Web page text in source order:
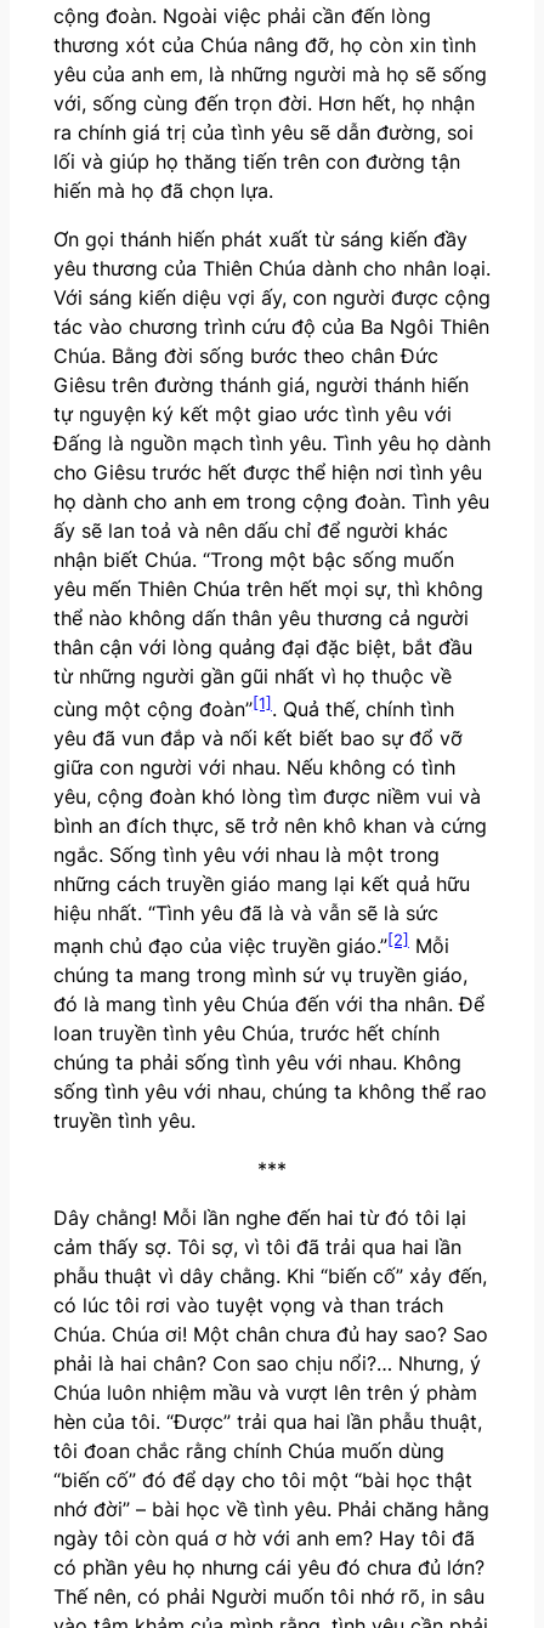
cộng đoàn. Ngoài việc phải cần đến lòng
thương xót của Chúa nâng đỡ, họ còn xin tình
yêu của anh em, là những người mà họ sẽ sống
với, sống cùng đến trọn đời. Hơn hết, họ nhận
ra chính giá trị của tình yêu sẽ dẫn đường, soi
lối và giúp họ thăng tiến trên con đường tận
hiến mà họ đã chọn lựa.
Ơn gọi thánh hiến phát xuất từ sáng kiến đầy
yêu thương của Thiên Chúa dành cho nhân loại.
Với sáng kiến diệu vợi ấy, con người được cộng
tác vào chương trình cứu độ của Ba Ngôi Thiên
Chúa. Bằng đời sống bước theo chân Đức
Giêsu trên đường thánh giá, người thánh hiến
tự nguyện ký kết một giao ước tình yêu với
Đấng là nguồn mạch tình yêu. Tình yêu họ dành
cho Giêsu trước hết được thể hiện nơi tình yêu
họ dành cho anh em trong cộng đoàn. Tình yêu
ấy sẽ lan toả và nên dấu chỉ để người khác
nhận biết Chúa. “Trong một bậc sống muốn
yêu mến Thiên Chúa trên hết mọi sự, thì không
thể nào không dấn thân yêu thương cả người
thân cận với lòng quảng đại đặc biệt, bắt đầu
từ những người gần gũi nhất vì họ thuộc về
cùng một cộng đoàn”[1]. Quả thế, chính tình
yêu đã vun đắp và nối kết biết bao sự đổ vỡ
giữa con người với nhau. Nếu không có tình
yêu, cộng đoàn khó lòng tìm được niềm vui và
bình an đích thực, sẽ trở nên khô khan và cứng
ngắc. Sống tình yêu với nhau là một trong
những cách truyền giáo mang lại kết quả hữu
hiệu nhất. “Tình yêu đã là và vẫn sẽ là sức
mạnh chủ đạo của việc truyền giáo.”[2]Mỗi
chúng ta mang trong mình sứ vụ truyền giáo,
đó là mang tình yêu Chúa đến với tha nhân. Để
loan truyền tình yêu Chúa, trước hết chính
chúng ta phải sống tình yêu với nhau. Không
sống tình yêu với nhau, chúng ta không thể rao
truyền tình yêu.
***
Dây chằng! Mỗi lần nghe đến hai từ đó tôi lại
cảm thấy sợ. Tôi sợ, vì tôi đã trải qua hai lần
phẫu thuật vì dây chằng. Khi “biến cố” xảy đến,
có lúc tôi rơi vào tuyệt vọng và than trách
Chúa. Chúa ơi! Một chân chưa đủ hay sao? Sao
phải là hai chân? Con sao chịu nổi?… Nhưng, ý
Chúa luôn nhiệm mầu và vượt lên trên ý phàm
hèn của tôi. “Được” trải qua hai lần phẫu thuật,
tôi đoan chắc rằng chính Chúa muốn dùng
“biến cố” đó để dạy cho tôi một “bài học thật
nhớ đời” – bài học về tình yêu. Phải chăng hằng
ngày tôi còn quá ơ hờ với anh em? Hay tôi đã
có phần yêu họ nhưng cái yêu đó chưa đủ lớn?
Thế nên, có phải Người muốn tôi nhớ rõ, in sâu